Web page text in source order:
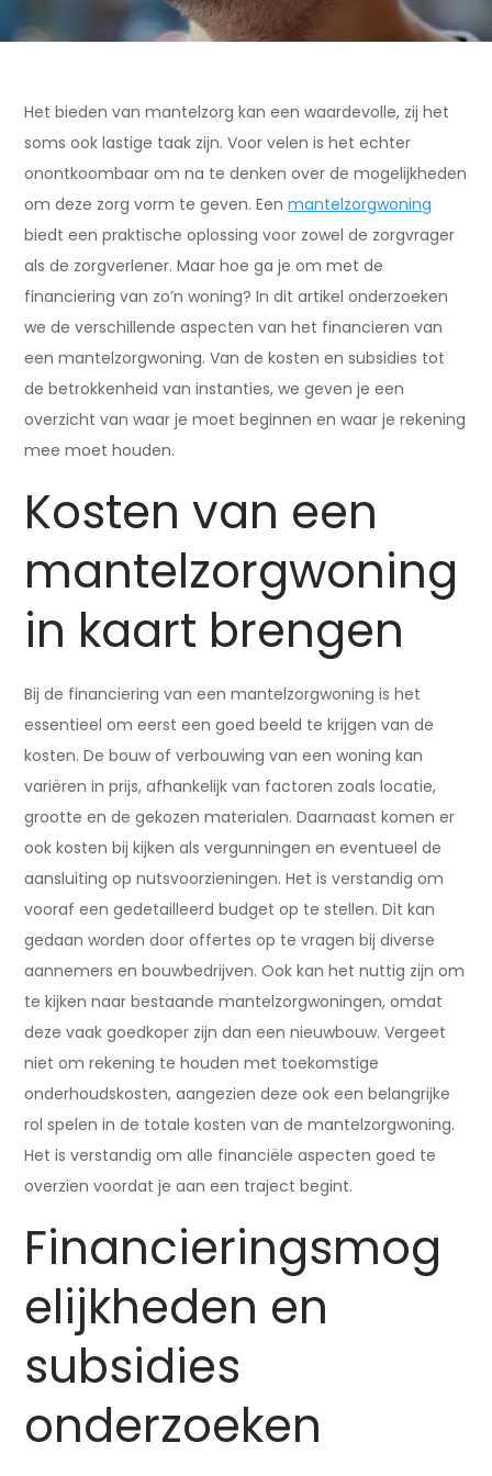
Het bieden van mantelzorg kan een waardevolle, zij het
soms ook lastige taak zijn. Voor velen is het echter
onontkoombaar om na te denken over de mogelijkheden
om deze zorg vorm te geven. Eenmantelzorgwoning
biedt een praktische oplossing voor zowel de zorgvrager
als de zorgverlener. Maar hoe ga je om met de
financiering van zo’n woning? In dit artikel onderzoeken
we de verschillende aspecten van het financieren van
een mantelzorgwoning. Van de kosten en subsidies tot
de betrokkenheid van instanties, we geven je een
overzicht van waar je moet beginnen en waar je rekening
mee moet houden.
Kosten van een
mantelzorgwoning
in kaart brengen
Bij de financiering van een mantelzorgwoning is het
essentieel om eerst een goed beeld te krijgen van de
kosten. De bouw of verbouwing van een woning kan
variëren in prijs, afhankelijk van factoren zoals locatie,
grootte en de gekozen materialen. Daarnaast komen er
ook kosten bij kijken als vergunningen en eventueel de
aansluiting op nutsvoorzieningen. Het is verstandig om
vooraf een gedetailleerd budget op te stellen. Dit kan
gedaan worden door offertes op te vragen bij diverse
aannemers en bouwbedrijven. Ook kan het nuttig zijn om
te kijken naar bestaande mantelzorgwoningen, omdat
deze vaak goedkoper zijn dan een nieuwbouw. Vergeet
niet om rekening te houden met toekomstige
onderhoudskosten, aangezien deze ook een belangrijke
rol spelen in de totale kosten van de mantelzorgwoning.
Het is verstandig om alle financiële aspecten goed te
overzien voordat je aan een traject begint.
Financieringsmog
elijkheden en
subsidies
onderzoeken